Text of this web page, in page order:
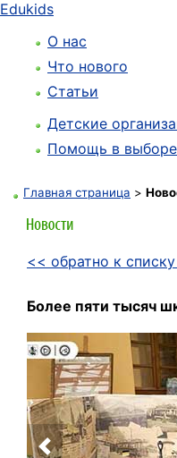
Edukids
О нас
Что нового
Статьи
Детские
Помощь в
Главная страница >
<< обратно к
Более пяти тысяч